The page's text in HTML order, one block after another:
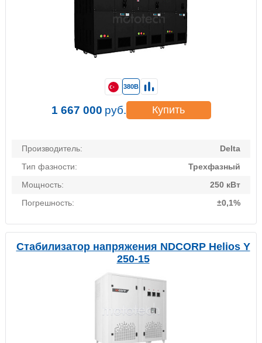
Производитель:
Delta
Тип фазности:
Трехфазный
Мощность:
250 кВт
Погрешность:
±0,1%
380В
1 667 000 руб. Купить
Стабилизатор напряжения NDCORP Helios Y
250-15